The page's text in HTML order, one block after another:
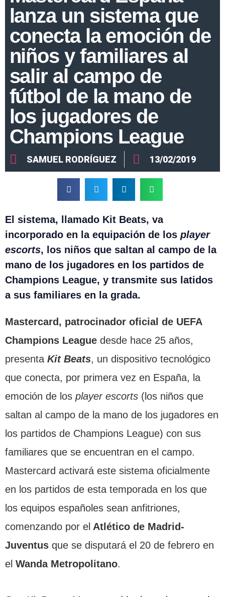
lanza un sistema que
conecta la emoción de
niños y familiares al
salir al campo de
fútbol de la mano de
los jugadores de
Champions League
SAMUEL RODRÍGUEZ 13/02/2019
El sistema, llamado Kit Beats, va
incorporado en la equipación de los player
escorts, los niños que saltan al campo de la
mano de los jugadores en los partidos de
Champions League, y transmite sus latidos
a sus familiares en la grada.
Mastercard, patrocinador oficial de UEFA
Champions League desde hace 25 años,
presenta Kit Beats, un dispositivo tecnológico
que conecta, por primera vez en España, la
emoción de los player escorts (los niños que
saltan al campo de la mano de los jugadores en
los partidos de Champions League) con sus
familiares que se encuentran en el campo.
Mastercard activará este sistema oficialmente
en los partidos de esta temporada en los que
los equipos españoles sean anfitriones,
comenzando por el Atlético de Madrid-
Juventus que se disputará el 20 de febrero en
el Wanda Metropolitano.